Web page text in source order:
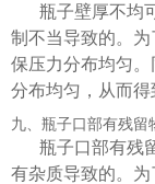
瓶子壁厚不均
制不当导致的。
保压力分布均匀
分布均匀，从而得
九、瓶子口部有残留
瓶子口部有残
有杂质导致的。